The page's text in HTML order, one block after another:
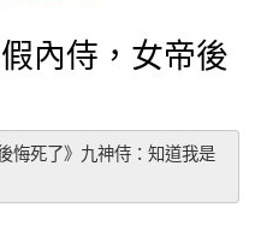
內侍，女帝後
悔死了》九神侍：知道我是